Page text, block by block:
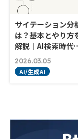
サイテーション分
は？基本とやり方
解説｜AI検索時代
2026.03.05
AI/生成AI